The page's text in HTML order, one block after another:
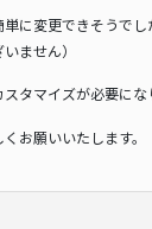
に変更できそうでし
ません）
タマイズが必要にな
お願いいたします。